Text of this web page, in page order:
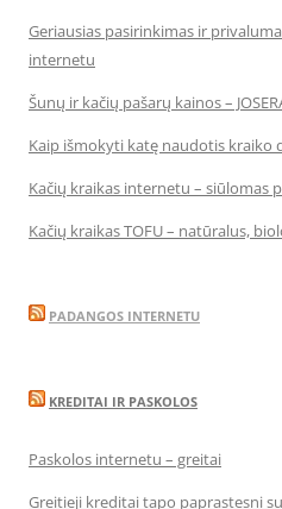
Geriausias pasirinkimas ir
internetu
Šunų ir kačių pašarų kainos –
Kaip išmokyti katę naudotis kraiko
Kačių kraikas internetu – siūlomas
Kačių kraikas TOFU – natūralus,
PADANGOS INTERNETU
KREDITAI IR PASKOLOS
Paskolos internetu – greitai
Greitieji kreditai tapo paprastesni